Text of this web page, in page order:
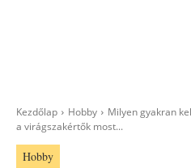
Kezdőlap Hobby
Milyen gyakran
a virágszakértők most...
Hobby